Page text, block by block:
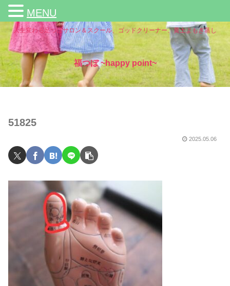
人生変わる足つぼサロン＆スクール、ゴッドクリーナー、黄土よもぎ蒸し
福つぼ ~happy point~
51825
2025.05.06
MENU